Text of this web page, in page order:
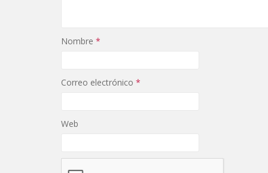
Nombre *
Correo electrónico *
Web